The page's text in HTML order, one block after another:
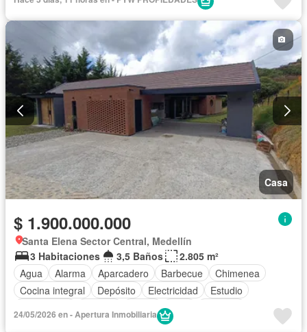
Casa
$ 1.900.000.000
Santa Elena Sector Central, Medellín
3 Habitaciones
3,5 Baños
2.805 m²
Agua
Alarma Aparcadero Barbecue
Chimenea
Cocina integral
Depósito Electricidad
Estudio
Patio
Tanque de agua
Vista panorámica
24/05/2026 en - Apertura Inmobiliaria